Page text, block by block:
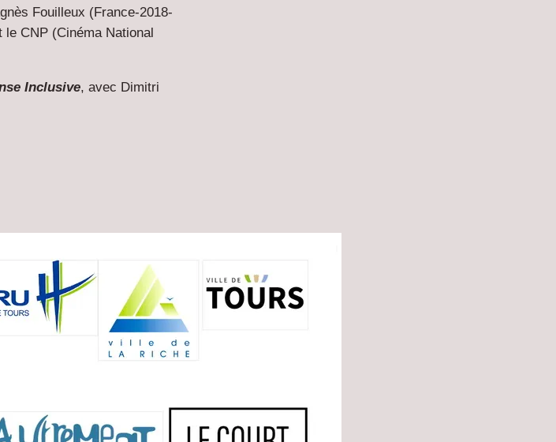
Fouilleux (France-2018-
CNP (Cinéma National
Inclusive, avec Dimitri